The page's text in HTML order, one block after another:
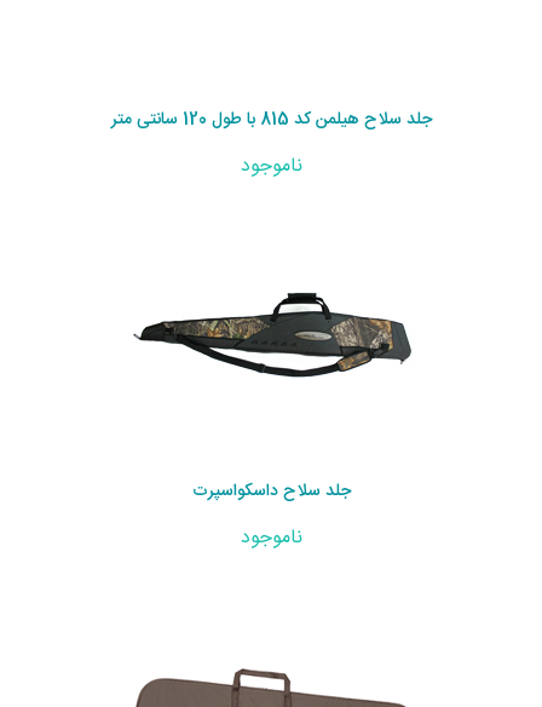
جلد سلاح هیلمن کد 815 با طول 120 سانتی متر
ناموجود
جلد سلاح داسکواسپرت
ناموجود